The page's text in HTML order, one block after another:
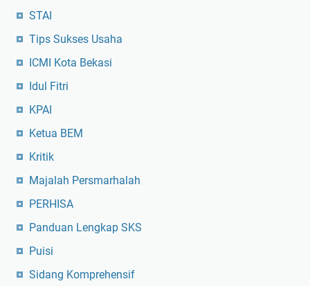
STAI
Tips Sukses Usaha
ICMI Kota Bekasi
Idul Fitri
KPAI
Ketua BEM
Kritik
Majalah Persmarhalah
PERHISA
Panduan Lengkap SKS
Puisi
Sidang Komprehensif